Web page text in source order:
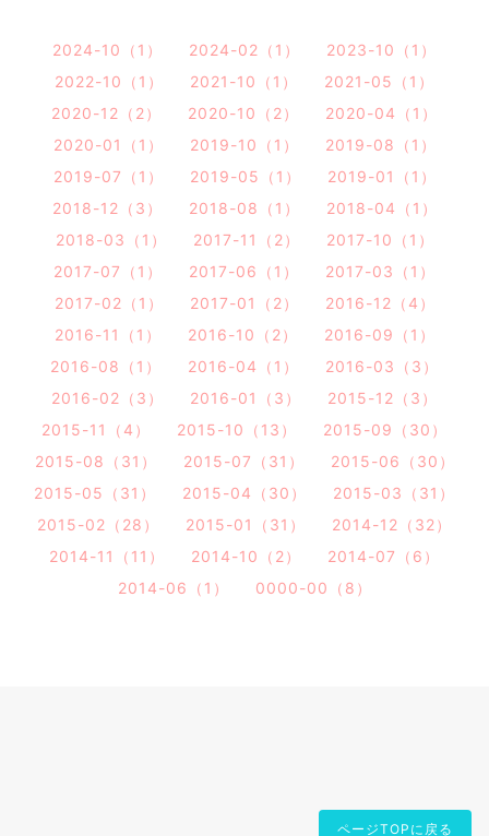
2024-10（1） 2024-02（1）
2023-10（1）
2022-10（1）
2021-10（1）
2021-05（1）
2020-12（2）
2020-10（2）
2020-04（1）
2020-01（1）
2019-10（1）
2019-08（1）
2019-07（1）
2019-05（1）
2019-01（1）
2018-12（3）
2018-08（1）
2018-04（1）
2018-03（1）
2017-11（2）
2017-10（1）
2017-07（1）
2017-06（1）
2017-03（1）
2017-02（1）
2017-01（2）
2016-12（4）
2016-11（1）
2016-10（2）
2016-09（1）
2016-08（1）
2016-04（1）
2016-03（3）
2016-02（3）
2016-01（3）
2015-12（3）
2015-11（4）
2015-10（13）
2015-09（30）
2015-08（31）
2015-07（31）
2015-06（30）
2015-05（31）
2015-04（30）
2015-03（31）
2015-02（28）
2015-01（31）
2014-12（32）
2014-11（11）
2014-10（2）
2014-07（6）
2014-06（1）
0000-00（8）
ページTOPに戻る